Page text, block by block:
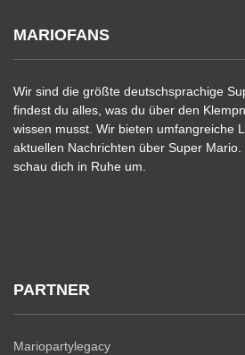
MARIOFANS
Wir sind die größte deutschsprachige
findest du alles, was du über den
wissen musst. Wir bieten umfangreiche
aktuellen Nachrichten über Super
schau dich in Ruhe um.
PARTNER
Mariopartylegacy